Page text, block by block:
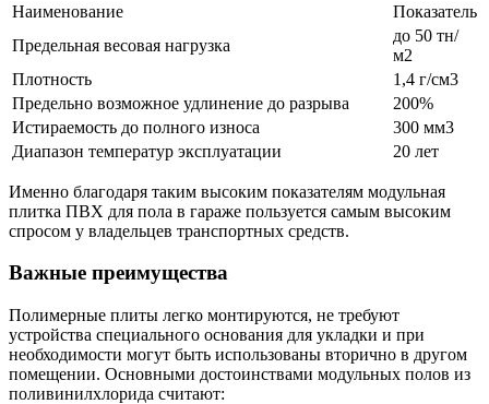
Наименование
Показатель
Предельная весовая нагрузка
до 50 тн/
м2
Плотность
1,4 г/см3
Предельно возможное удлинение до разрыва
200%
Истираемость до полного износа
300 мм3
Диапазон температур эксплуатации
20 лет
Именно благодаря таким высоким показателям модульная
плитка ПВХ для пола в гараже пользуется самым высоким
спросом у владельцев транспортных средств.
Важные преимущества
Полимерные плиты легко монтируются, не требуют
устройства специального основания для укладки и при
необходимости могут быть использованы вторично в другом
помещении. Основными достоинствами модульных полов из
поливинилхлорида считают: